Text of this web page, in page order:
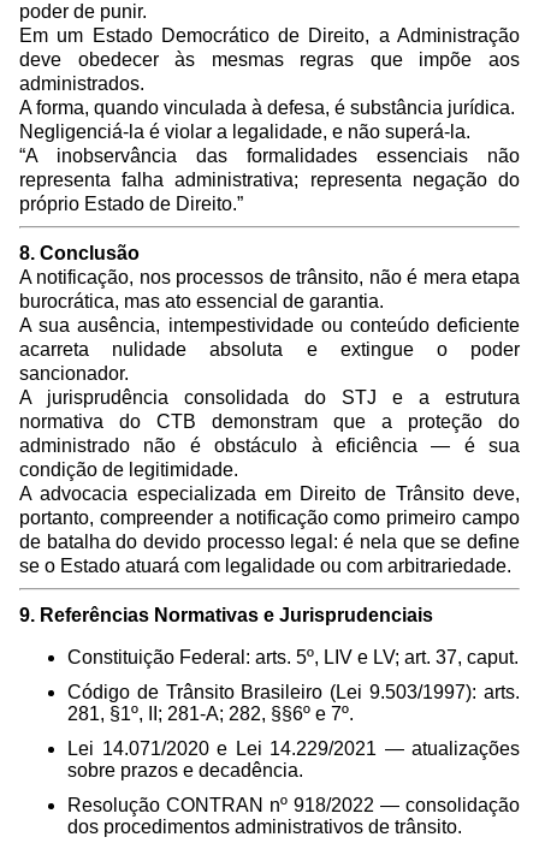
poder de punir.
Em um Estado Democrático de Direito, a Administração
deve obedecer às mesmas regras que impõe aos
administrados.
A forma, quando vinculada à defesa, é substância jurídica.
Negligenciá-la é violar a legalidade, e não superá-la.
“A inobservância das formalidades essenciais não
representa falha administrativa; representa negação do
próprio Estado de Direito.”
8. Conclusão
A notificação, nos processos de trânsito, não é mera etapa
burocrática, mas ato essencial de garantia.
A sua ausência, intempestividade ou conteúdo deficiente
acarreta nulidade absoluta e extingue o poder
sancionador.
A jurisprudência consolidada do STJ e a estrutura
normativa do CTB demonstram que a proteção do
administrado não é obstáculo à eficiência — é sua
condição de legitimidade.
A advocacia especializada em Direito de Trânsito deve,
portanto, compreender a notificação como primeiro campo
de batalha do devido processo legal: é nela que se define
se o Estado atuará com legalidade ou com arbitrariedade.
9. Referências Normativas e Jurisprudenciais
Constituição Federal: arts. 5º, LIV e LV; art. 37, caput.
Código de Trânsito Brasileiro (Lei 9.503/1997): arts.
281, §1º, II; 281-A; 282, §§6º e 7º.
Lei 14.071/2020 e Lei 14.229/2021 — atualizações
sobre prazos e decadência.
Resolução CONTRAN nº 918/2022 — consolidação
dos procedimentos administrativos de trânsito.